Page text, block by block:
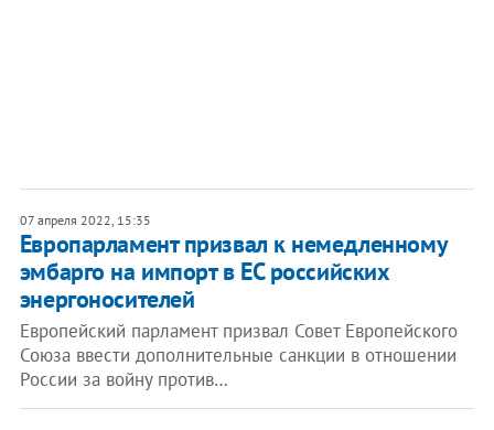
07 апреля 2022, 15:35
Европарламент призвал к немедленному
эмбарго на импорт в ЕС российских
энергоносителей
Европейский парламент призвал Совет Европейского
Союза ввести дополнительные санкции в отношении
России за войну против…